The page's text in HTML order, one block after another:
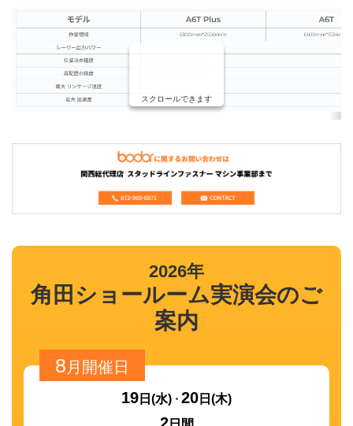
スクロールできます
2026年
角田ショールーム実演会のご
案内
8 月開催日
19 日 (水) 20 日 (木)